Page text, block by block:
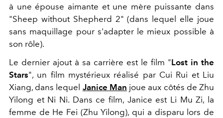
à une épouse aimante et une mère puissante dans
"Sheep without Shepherd 2" (dans lequel elle joue
sans maquillage pour s'adapter le mieux possible à
son rôle).
Le dernier ajout à sa carrière est le film "Lost in the
Stars", un film mystérieux réalisé par Cui Rui et Liu
Xiang, dans lequel Janice Man joue aux côtés de Zhu
Yilong et Ni Ni. Dans ce film, Janice est Li Mu Zi, la
femme de He Fei (Zhu Yilong), qui a disparu lors de